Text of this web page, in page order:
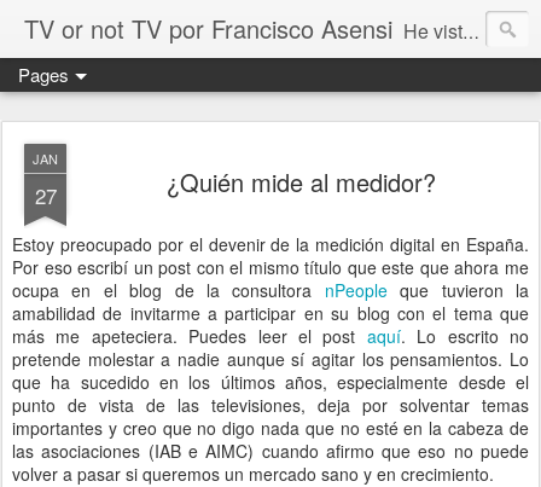
TV or not TV por Francisco Asensi He visto la TV desde fuera. He visto la TV desde dentro. La conectividad es el gran cambio que ha transformado todas las facetas de la actividad humana. No hay excepciones. Mi reflexión sobre este aspecto y otros temas relacionados con la experiencia de entretenimiento como un todo
Pages
JAN
27 ¿Quién mide al medidor?
Estoy preocupado por el devenir de la medición digital en España.
Por eso escribí un post con el mismo título que este que ahora me
ocupa en el blog de la consultora nPeopleque tuvieron la
amabilidad de invitarme a participar en su blog con el tema que
más me apeteciera. Puedes leer el post aquí. Lo escrito no
pretende molestar a nadie aunque sí agitar los pensamientos. Lo
que ha sucedido en los últimos años, especialmente desde el
punto de vista de las televisiones, deja por solventar temas
importantes y creo que no digo nada que no esté en la cabeza de
las asociaciones (IAB e AIMC) cuando afirmo que eso no puede
volver a pasar si queremos un mercado sano y en crecimiento.